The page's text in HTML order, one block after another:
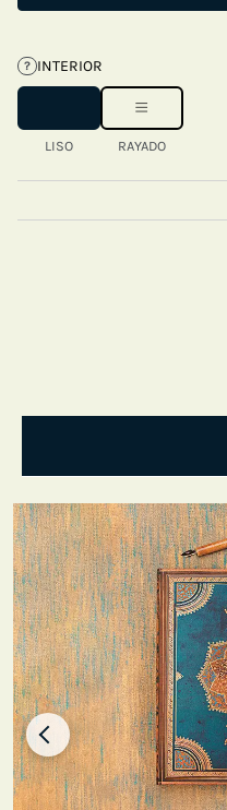
? INTERIOR
LISO RAYADO